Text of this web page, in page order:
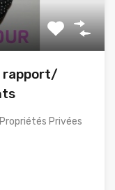
rapport/
Propriétés Privées